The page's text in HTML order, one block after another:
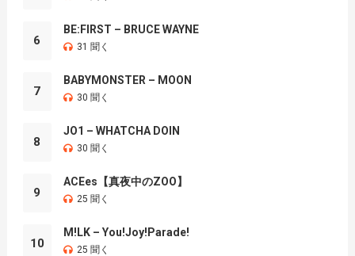
6
BE:FIRST – BRUCE WAYNE
31 聞く
7
BABYMONSTER – MOON
30 聞く
8
JO1 – WHATCHA DOIN
30 聞く
9
ACEes【真夜中のZOO】
25 聞く
10
M!LK – You!Joy!Parade!
25 聞く